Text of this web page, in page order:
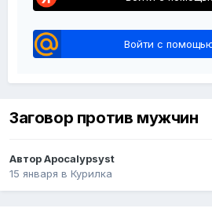
Войти с помощью
Заговор против мужчин
Автор Apocalypsyst
15 января в Курилка